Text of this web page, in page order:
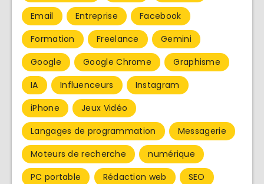
Email
Entreprise
Facebook
Formation
Freelance
Gemini
Google
Google Chrome
Graphisme
IA
Influenceurs
Instagram
iPhone
Jeux Vidéo
Langages de programmation
Messagerie
Moteurs de recherche
numérique
PC portable
Rédaction web
SEO